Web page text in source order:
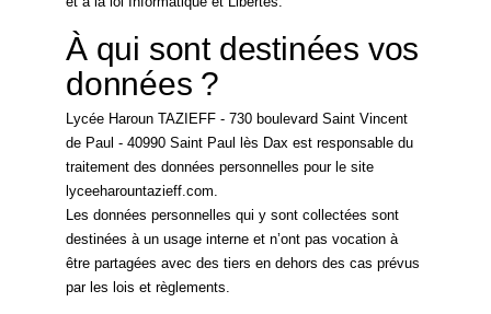
À qui sont destinées vos
données ?
Lycée Haroun TAZIEFF - 730 boulevard Saint Vincent
de Paul - 40990 Saint Paul lès Dax est responsable du
traitement des données personnelles pour le site
lyceeharountazieff.com.
Les données personnelles qui y sont collectées sont
destinées à un usage interne et n’ont pas vocation à
être partagées avec des tiers en dehors des cas prévus
par les lois et règlements.